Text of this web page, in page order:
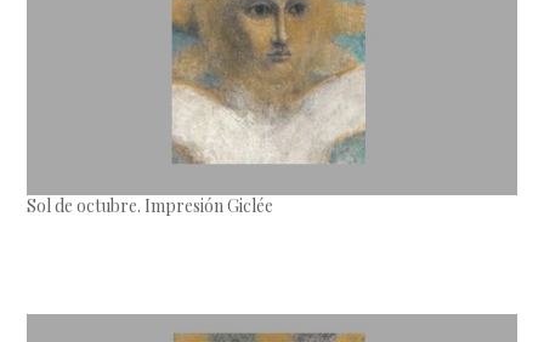
Sol de octubre. Impresión Giclée